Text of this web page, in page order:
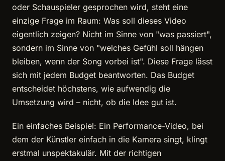
oder Schauspieler gesprochen wird, steht eine
einzige Frage im Raum: Was soll dieses Video
eigentlich zeigen? Nicht im Sinne von "was passiert",
sondern im Sinne von "welches Gefühl soll hängen
bleiben, wenn der Song vorbei ist". Diese Frage lässt
sich mit jedem Budget beantworten. Das Budget
entscheidet höchstens, wie aufwendig die
Umsetzung wird – nicht, ob die Idee gut ist.
Ein einfaches Beispiel: Ein Performance-Video, bei
dem der Künstler einfach in die Kamera singt, klingt
erstmal unspektakulär. Mit der richtigen